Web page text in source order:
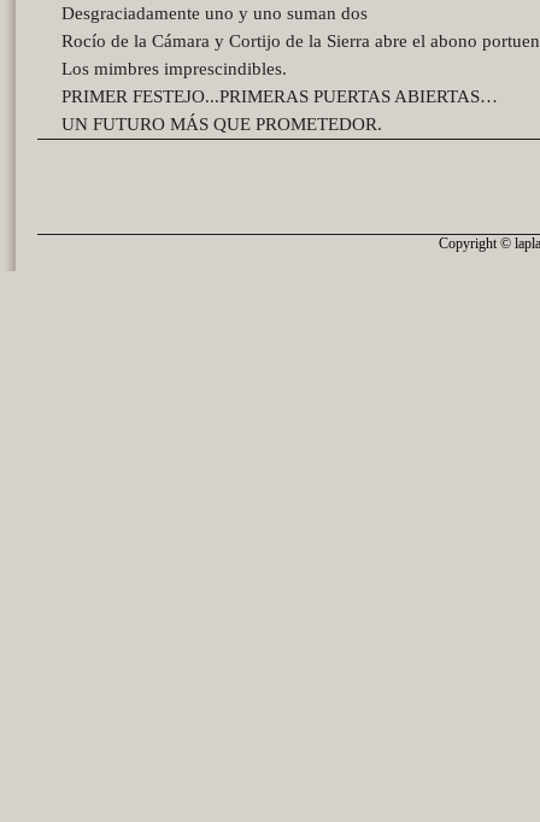
Desgraciadamente uno y uno suman dos
Rocío de la Cámara y Cortijo de la Sierra abre el abono
Los mimbres imprescindibles.
PRIMER FESTEJO...PRIMERAS PUERTAS ABIERTAS…
UN FUTURO MÁS QUE PROMETEDOR.
Copyright ©